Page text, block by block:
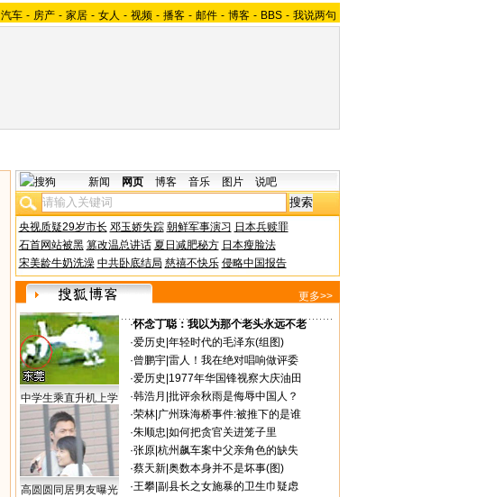
汽车 - 房产 - 家居 - 女人 - 视频 - 播客 - 邮件 - 博客 - BBS - 我说两句
新闻 网页 博客 音乐 图片 说吧
央视质疑29岁市长 邓玉娇失踪 朝鲜军事演习 日本兵赎罪
石首网站被黑 篡改温总讲话 夏日减肥秘方 日本瘦脸法
宋美龄牛奶洗澡 中共卧底结局 慈禧不快乐 侵略中国报告
更多>>
中学生乘直升机上学
高圆圆同居男友曝光
·怀念丁聪：我以为那个老头永远不老
·爱历史 年轻时代的毛泽东(组图)
·曾鹏宇| 雷人！我在绝对唱响做评委
·爱历史 1977年华国锋视察大庆油田
·韩浩月 批评余秋雨是侮辱中国人？
·荣林| 广州珠海桥事件:被推下的是谁
·朱顺忠 如何把贪官关进笼子里
·张原| 杭州飙车案中父亲角色的缺失
·蔡天新| 奥数本身并不是坏事(图)
·王攀| 副县长之女施暴的卫生巾疑虑